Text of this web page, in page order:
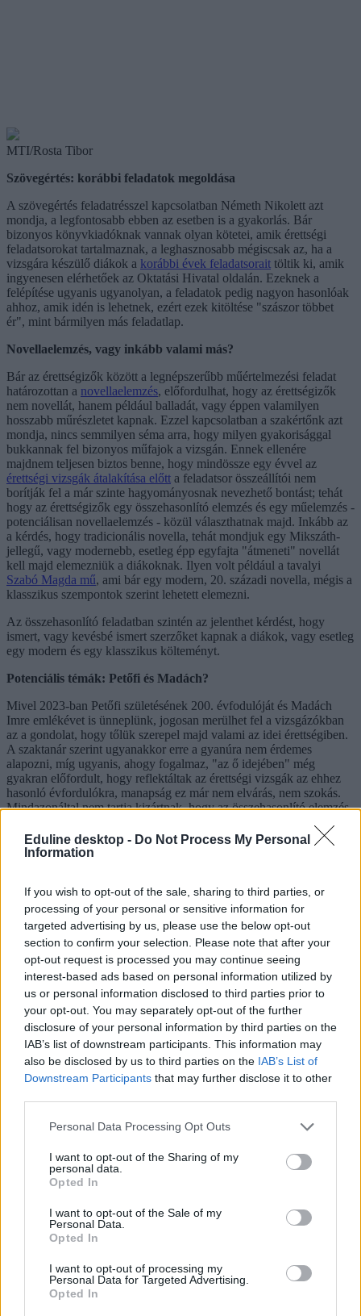
Eduline desktop - Do Not Process My Personal
Information
If you wish to opt-out of the sale, sharing to third parties, or
processing of your personal or sensitive information for
targeted advertising by us, please use the below opt-out
section to confirm your selection. Please note that after your
opt-out request is processed you may continue seeing
interest-based ads based on personal information utilized by
us or personal information disclosed to third parties prior to
your opt-out. You may separately opt-out of the further
disclosure of your personal information by third parties on the
IAB’s list of downstream participants. This information may
also be disclosed by us to third parties on the IAB’s List of
Downstream Participants that may further disclose it to other
Personal Data Processing Opt Outs
I want to opt-out of the Sharing of my
personal data.
Opted In
I want to opt-out of the Sale of my
Personal Data.
Opted In
I want to opt-out of processing my
Personal Data for Targeted Advertising.
Opted In
MTI/Rosta Tibor
Szövegértés: korábbi feladatok megoldása
A szövegértés feladatrésszel kapcsolatban Németh Nikolett azt
mondja, a legfontosabb ebben az esetben is a gyakorlás. Bár
bizonyos könyvkiadóknak vannak olyan kötetei, amik érettségi
feladatsorokat tartalmaznak, a leghasznosabb mégiscsak az, ha a
vizsgára készülő diákok a korábbi évek feladatsorait töltik ki, amik
ingyenesen elérhetőek az Oktatási Hivatal oldalán. Ezeknek a
felépítése ugyanis ugyanolyan, a feladatok pedig nagyon hasonlóak
ahhoz, amik idén is lehetnek, ezért ezek kitöltése "szászor többet
ér", mint bármilyen más feladatlap.
Novellaelemzés, vagy inkább valami más?
Bár az érettségizők között a legnépszerűbb műértelmezési feladat
határozottan a novellaelemzés, előfordulhat, hogy az érettségizők
nem novellát, hanem például balladát, vagy éppen valamilyen
hosszabb műrészletet kapnak. Ezzel kapcsolatban a szakértőnk azt
mondja, nincs semmilyen séma arra, hogy milyen gyakorisággal
bukkannak fel bizonyos műfajok a vizsgán. Ennek ellenére
majdnem teljesen biztos benne, hogy mindössze egy évvel az
érettségi vizsgák átalakítása előtt a feladatsor összeállítói nem
borítják fel a már szinte hagyományosnak nevezhető bontást; tehát
hogy az érettségizők egy összehasonlító elemzés és egy műelemzés -
potenciálisan novellaelemzés - közül választhatnak majd. Inkább az
a kérdés, hogy tradicionális novella, tehát mondjuk egy Mikszáth-
jellegű, vagy modernebb, esetleg épp egyfajta "átmeneti" novellát
kell majd elemezniük a diákoknak. Ilyen volt például a tavalyi
Szabó Magda mű, ami bár egy modern, 20. századi novella, mégis a
klasszikus szempontok szerint lehetett elemezni.
Az összehasonlító feladatban szintén az jelenthet kérdést, hogy
ismert, vagy kevésbé ismert szerzőket kapnak a diákok, vagy esetleg
egy modern és egy klasszikus költeményt.
Potenciális témák: Petőfi és Madách?
Mivel 2023-ban Petőfi születésének 200. évfodulóját és Madách
Imre emlékévet is ünneplünk, jogosan merülhet fel a vizsgázókban
az a gondolat, hogy tőlük szerepel majd valami az idei érettségiben.
A szaktanár szerint ugyanakkor erre a gyanúra nem érdemes
alapozni, míg ugyanis, ahogy fogalmaz, "az ő idejében" még
gyakran előfordult, hogy reflektáltak az érettségi vizsgák az ehhez
hasonló évfordulókra, manapság ez már nem elvárás, nem szokás.
Mindazonáltal nem tartja kizártnak, hogy az összehasonlító elemzés
szerző, "nagyon jól össze lehet hasonlítani a modern
költeményekkel".
forradalmárról szóljon, mert néhány évvel ezelőtt ebben a feladatban
már volt már egy róla szóló szöveg. Valószínűbb ebben a
feladatrészben Madách Imre feltűnése, a műelemzésbe ugyanis
"nem lenne fair" beleemelni egy részletet Az ember tragédiája című
drámájából, hiába adottak a feltételek akár egy ilyen feladathoz.
Szerinte sokkal valószínűbb, hogy a Madách a szövegértelmezésben
tűnjön fel, egy esetleges ismeretterjesztő szöveg részeként.